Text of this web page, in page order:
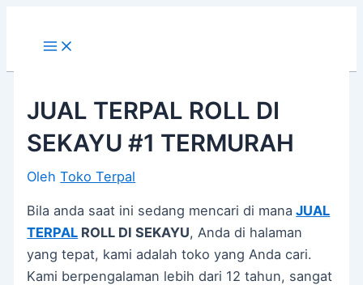
konten
JUAL TERPAL ROLL DI
SEKAYU #1 TERMURAH
OlehToko Terpal
Bila anda saat ini sedang mencari di mana JUAL
TERPAL ROLL DI SEKAYU, Anda di halaman
yang tepat, kami adalah toko yang Anda cari.
Kami berpengalaman lebih dari 12 tahun, sangat